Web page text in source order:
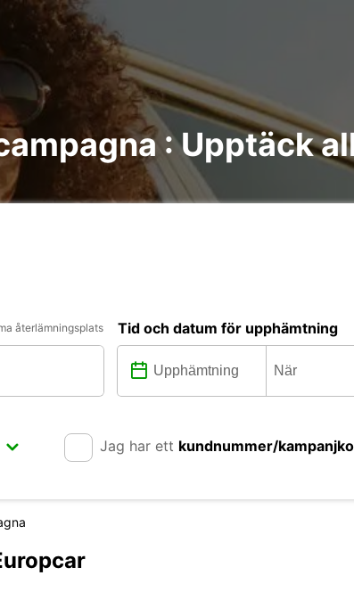
: Upptäck
återlämningsplats Tid och datum för upphämtning
Jag har ett kundnummer/